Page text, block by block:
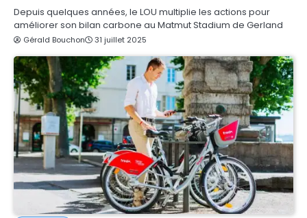
Depuis quelques années, le LOU multiplie les actions pour
améliorer son bilan carbone au Matmut Stadium de Gerland
Gérald Bouchon 31 juillet 2025